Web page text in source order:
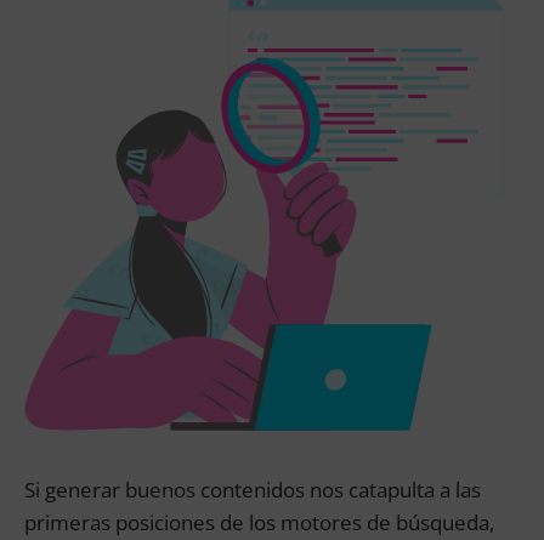
Si generar buenos contenidos nos catapulta a las
primeras posiciones de los motores de búsqueda,